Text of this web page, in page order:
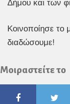
Δήμου και των
Κοινοποίησε
διαδώσουμε!
Μοιραστείτε το
Facebook